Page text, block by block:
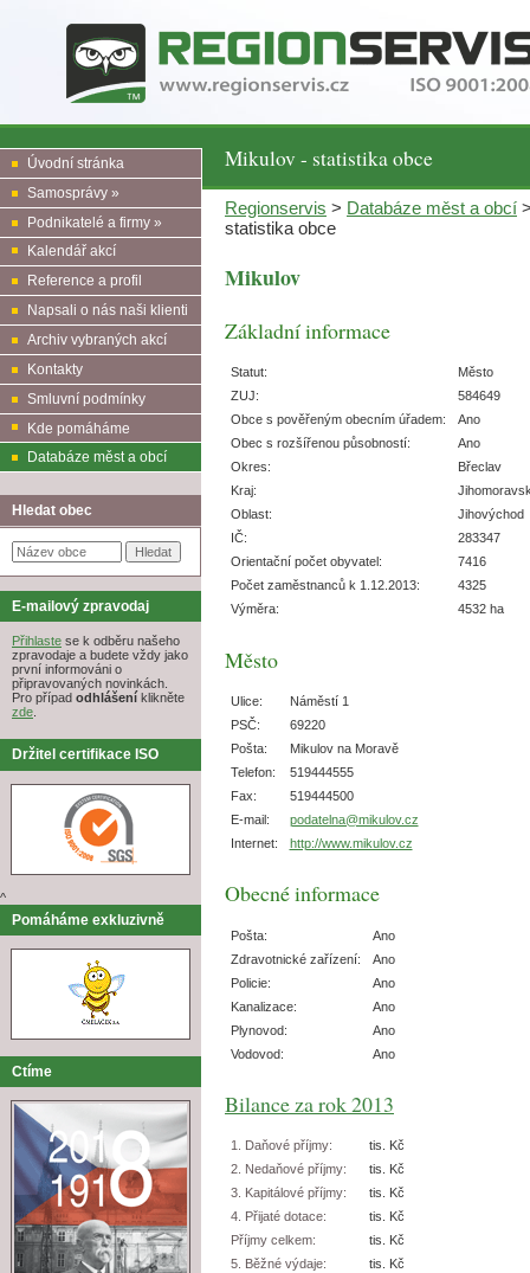
Mikulov - statistika obce
Úvodní stránka
Samosprávy »
Podnikatelé a firmy »
Kalendář akcí
Reference a profil
Napsali o nás naši klienti
Archiv vybraných akcí
Kontakty
Smluvní podmínky
Kde pomáháme
Databáze měst a obcí
Hledat obec
E-mailový zpravodaj
Přihlaste se k odběru našeho
zpravodaje a budete vždy jako
první informováni o
připravovaných novinkách.
Pro případ odhlášení klikněte
zde.
Držitel certifikace ISO
^
Pomáháme exkluzivně
Ctíme
Regionservis > Databáze měst a obcí
statistika obce
Mikulov
Základní informace
Statut:
Město
ZUJ:
584649
Obce s pověřeným obecním úřadem:
Ano
Obec s rozšířenou působností:
Ano
Okres:
Břeclav
Kraj:
Oblast:
Jihovýchod
IČ:
283347
Orientační počet obyvatel:
7416
Počet zaměstnanců k 1.12.2013:
4325
Výměra:
4532 ha
Město
Ulice:
Náměstí 1
PSČ:
69220
Pošta:
Mikulov na Moravě
Telefon:
519444555
Fax:
519444500
E-mail:
podatelna@mikulov.cz
Internet:
http://www.mikulov.cz
Obecné informace
Pošta:
Ano
Zdravotnické zařízení:
Ano
Policie:
Ano
Kanalizace:
Ano
Plynovod:
Ano
Vodovod:
Ano
Bilance za rok 2013
1. Daňové příjmy:
tis. Kč
2. Nedaňové příjmy:
tis. Kč
3. Kapitálové příjmy:
tis. Kč
4. Přijaté dotace:
tis. Kč
Příjmy celkem:
tis. Kč
5. Běžné výdaje:
tis. Kč